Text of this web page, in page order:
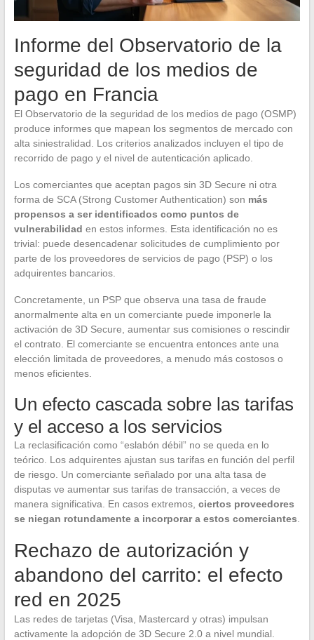
Informe del Observatorio de la
seguridad de los medios de
pago en Francia
El Observatorio de la seguridad de los medios de pago (OSMP)
produce informes que mapean los segmentos de mercado con
alta siniestralidad. Los criterios analizados incluyen el tipo de
recorrido de pago y el nivel de autenticación aplicado.
Los comerciantes que aceptan pagos sin 3D Secure ni otra
forma de SCA (Strong Customer Authentication) son más
propensos a ser identificados como puntos de
vulnerabilidad en estos informes. Esta identificación no es
trivial: puede desencadenar solicitudes de cumplimiento por
parte de los proveedores de servicios de pago (PSP) o los
adquirentes bancarios.
Concretamente, un PSP que observa una tasa de fraude
anormalmente alta en un comerciante puede imponerle la
activación de 3D Secure, aumentar sus comisiones o rescindir
el contrato. El comerciante se encuentra entonces ante una
elección limitada de proveedores, a menudo más costosos o
menos eficientes.
Un efecto cascada sobre las tarifas
y el acceso a los servicios
La reclasificación como “eslabón débil” no se queda en lo
teórico. Los adquirentes ajustan sus tarifas en función del perfil
de riesgo. Un comerciante señalado por una alta tasa de
disputas ve aumentar sus tarifas de transacción, a veces de
manera significativa. En casos extremos, ciertos proveedores
se niegan rotundamente a incorporar a estos comerciantes.
Rechazo de autorización y
abandono del carrito: el efecto
red en 2025
Las redes de tarjetas (Visa, Mastercard y otras) impulsan
activamente la adopción de 3D Secure 2.0 a nivel mundial.